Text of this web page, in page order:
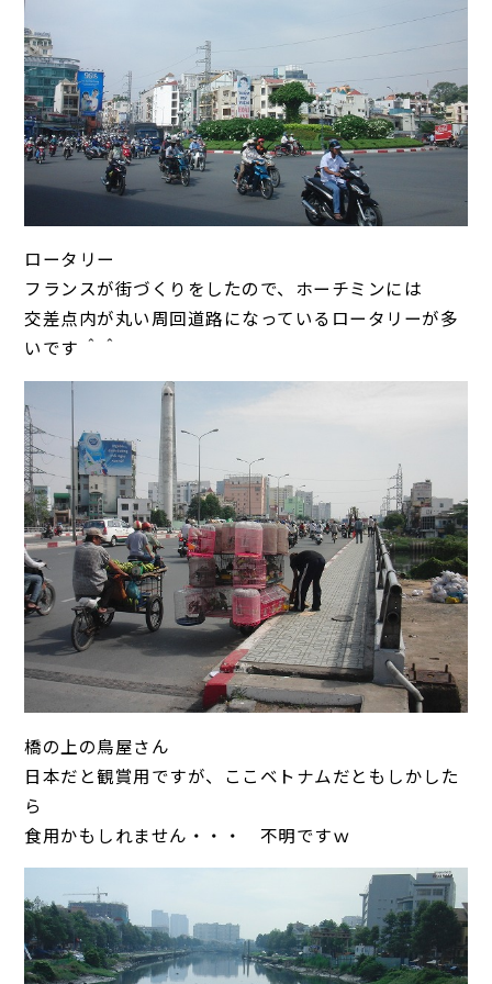
ロータリー
フランスが街づくりをしたので、ホーチミンには
交差点内が丸い周回道路になっているロータリーが多
いです ＾＾
橋の上の鳥屋さん
日本だと観賞用ですが、ここベトナムだともしかした
ら
食用かもしれません・・・ 不明ですｗ